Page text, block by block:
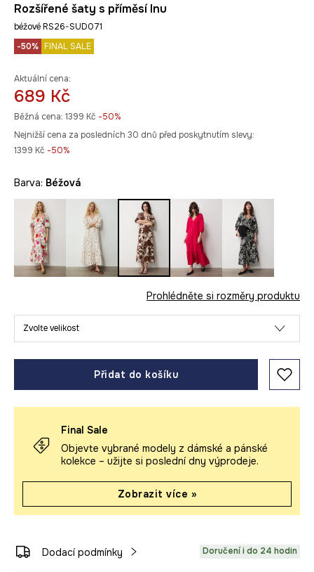
Rozšířené šaty s příměsí lnu
béžové RS26-SUD071
-50% FINAL SALE
Aktuální cena:
689 Kč
Běžná cena: 1399 Kč -50%
Nejnižší cena za posledních 30 dnů před poskytnutím slevy:
1399 Kč -50%
Barva: béžová
Prohlédněte si rozměry produktu
Zvolte velikost
Přidat do košíku
Final Sale
Objevte vybrané modely z dámské a pánské
kolekce – užijte si poslední dny výprodeje.
Zobrazit více »
Dodací podmínky Doručení i do 24 hodin